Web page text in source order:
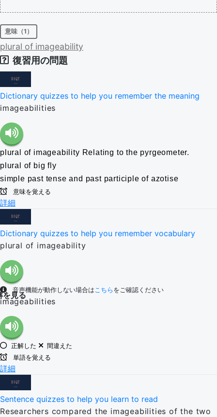
意味（1）
plural of imageability
復習用の問題
Dictionary quizzes to help you remember the meaning
imageabilities
plural of imageability Relating to the pyrgeometer.
plural of big fly
simple past tense and past participle of azotise
意味を覚える
詳細
Dictionary quizzes to help you remember vocabulary
plural of imageability
音声機能が動作しない場合は こちら をご確認ください
を見る
imageabilities
正解した
間違えた
単語を覚える
詳細
Sentence quizzes to help you learn to read
Researchers compared the imageabilities of the two